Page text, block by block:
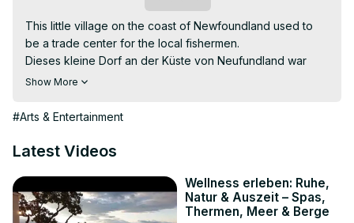
This little village on the coast of Newfoundland used to
be a trade center for the local fishermen.
Dieses kleine Dorf an der Küste von Neufundland war
einst ein Handelszentrum für die lokalen Fischer.
Unser neuestes Video zeigt Euch das: "Benediktinerstift
https://www.youtube.com/watch?v=EruHanwCe7Y
Show More
#Arts & Entertainment
Latest Videos
Wellness erleben: Ruhe,
Natur & Auszeit – Spas,
Thermen, Meer & Berge